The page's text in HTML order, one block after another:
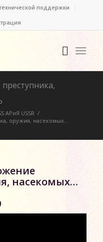
поддержки
АРиЯ USSR /
оружия, насекомых…
насекомых…